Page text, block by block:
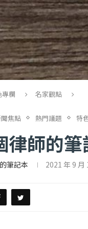
專欄 名家觀點
焦點 熱門議題 特
律師的
筆記本 2021 年 9 月